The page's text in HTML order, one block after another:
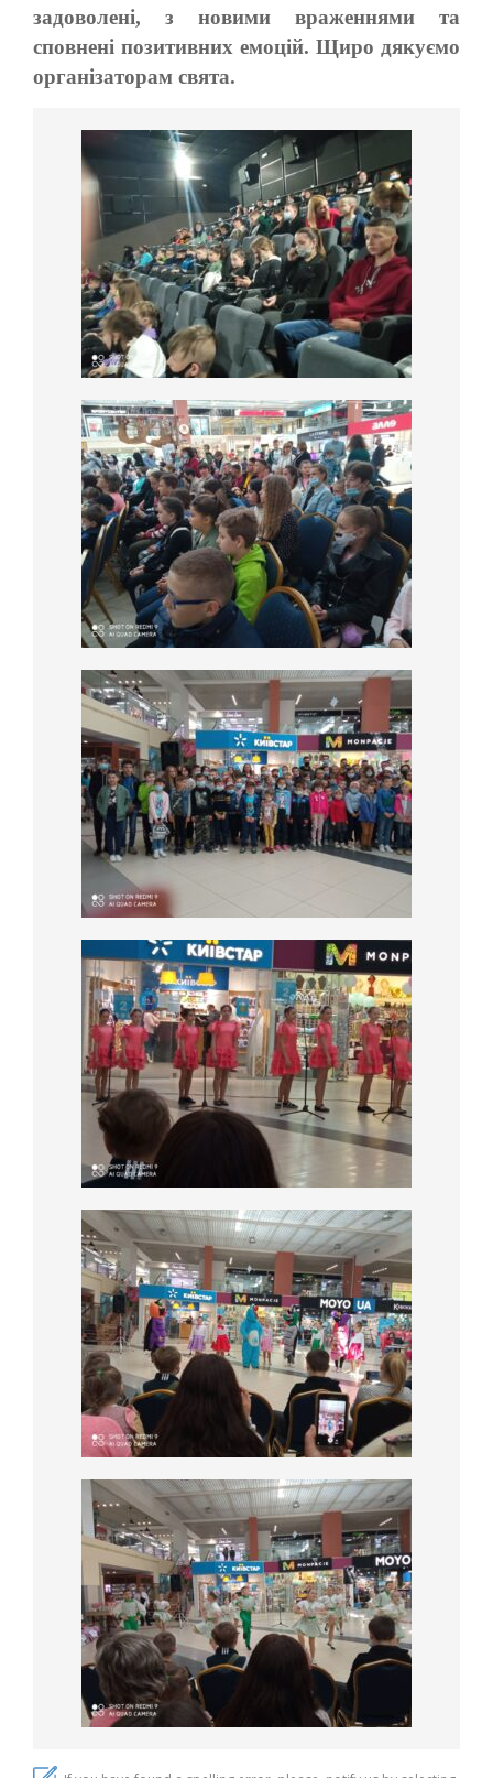
задоволені, з новими враженнями та
сповнені позитивних емоцій. Щиро дякуємо
організаторам свята.